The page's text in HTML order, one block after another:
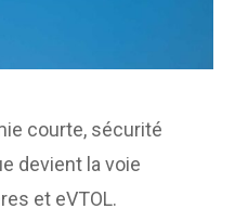
courte, sécurité
devient la voie
et eVTOL.